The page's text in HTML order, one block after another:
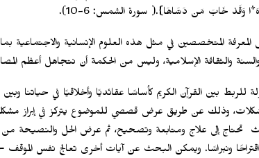
وَقَدْ خَابَ مَن دَسَّاهَا}.( سورة الشمس: 6-10).
المتخصصين في مثل هذه العلوم الإنسانية والاجتماعية
والثقافة الإسلامية، وليس من الحكمة أن نتجاهل أعظم
بين القرآٍن الكريم كأساسًا عقائديًا وأخلاقيًا في حياتنا وبين
وذلك عن طريق عرض قصصي للموضوع يتركز في إبراز
تحتاج إلى علاج ومتابعة وتصحيح، ثم عرض الحل والنصيحة من
اقتراحًا ونبراسًا. ويمكن البحث عن آيات أخرى تعالج نفس